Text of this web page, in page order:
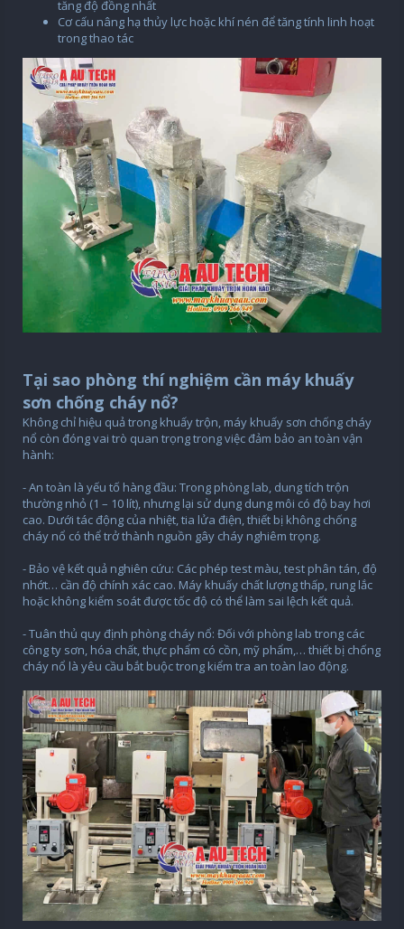
tăng độ đồng nhất
Cơ cấu nâng hạ thủy lực hoặc khí nén để tăng tính linh hoạt
trong thao tác
Tại sao phòng thí nghiệm cần máy khuấy
sơn chống cháy nổ?
Không chỉ hiệu quả trong khuấy trộn, máy khuấy sơn chống cháy
nổ còn đóng vai trò quan trọng trong việc đảm bảo an toàn vận
hành:
- An toàn là yếu tố hàng đầu: Trong phòng lab, dung tích trộn
thường nhỏ (1 – 10 lít), nhưng lại sử dụng dung môi có độ bay hơi
cao. Dưới tác động của nhiệt, tia lửa điện, thiết bị không chống
cháy nổ có thể trở thành nguồn gây cháy nghiêm trọng.
- Bảo vệ kết quả nghiên cứu: Các phép test màu, test phân tán, độ
nhớt… cần độ chính xác cao. Máy khuấy chất lượng thấp, rung lắc
hoặc không kiểm soát được tốc độ có thể làm sai lệch kết quả.
- Tuân thủ quy định phòng cháy nổ: Đối với phòng lab trong các
công ty sơn, hóa chất, thực phẩm có cồn, mỹ phẩm,… thiết bị chống
cháy nổ là yêu cầu bắt buộc trong kiểm tra an toàn lao động.